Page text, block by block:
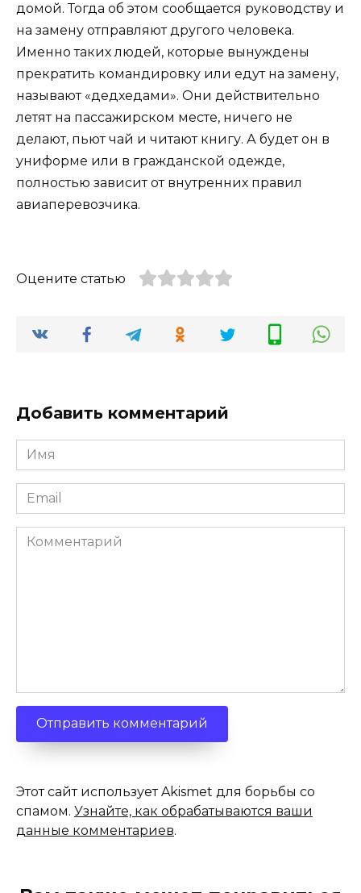
домой. Тогда об этом сообщается руководству и
на замену отправляют другого человека.
Именно таких людей, которые вынуждены
прекратить командировку или едут на замену,
называют «дедхедами». Они действительно
летят на пассажирском месте, ничего не
делают, пьют чай и читают книгу. А будет он в
униформе или в гражданской одежде,
полностью зависит от внутренних правил
авиаперевозчика.
Оцените статью
Добавить комментарий
Имя
*
Email
*
Комментарий
Этот сайт использует Akismet для борьбы со
спамом. Узнайте, как обрабатываются ваши
данные комментариев.